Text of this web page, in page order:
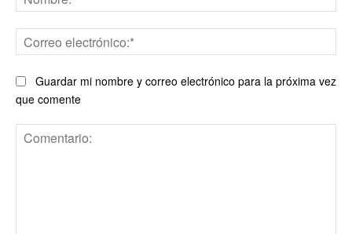
Guardar mi nombre y correo electrónico para la próxima vez
que comente